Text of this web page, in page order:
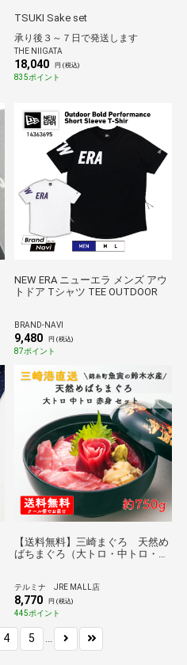
TSUKI Sake set
承り後３～７日で発送します
THE NIIGATA
18,040 円 (税込)
835ポイント
NEW ERA ニューエラ メンズ アウ
トドア Tシャツ TEE OUTDOOR
BRAND-NAVI
9,480 円 (税込)
87ポイント
【送料無料】三崎まぐろ 天然め
ばちまぐろ（大トロ・中トロ・赤
テルミナ JRE MALL店
8,770 円 (税込)
445ポイント
4 5